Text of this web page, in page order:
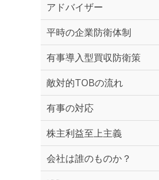
アドバイザー
平時の企業防衛体制
有事導入型買収防衛策
敵対的TOBの流れ
有事の対応
株主利益至上主義
会社は誰のものか？